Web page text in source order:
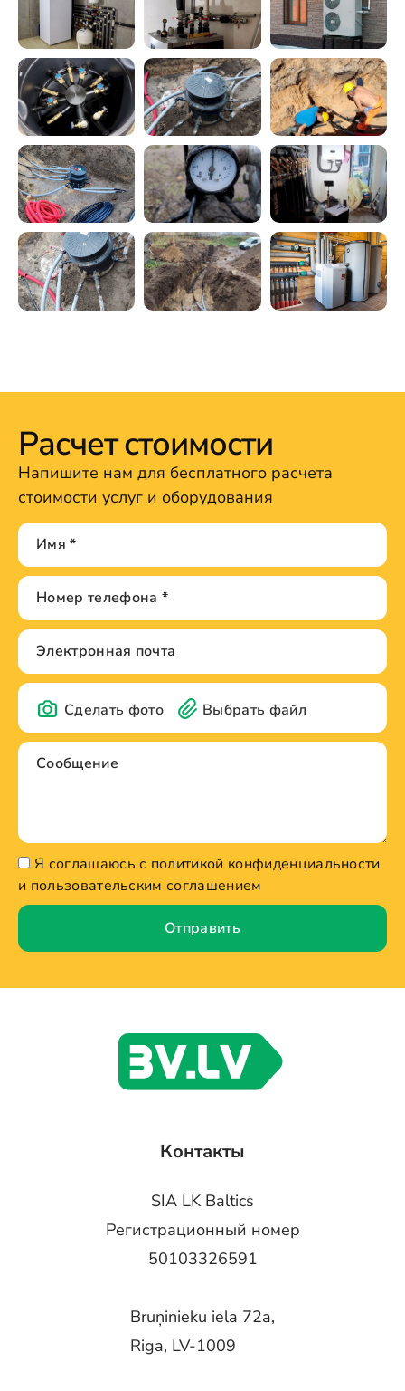
Расчет стоимости
Напишите нам для бесплатного расчета
стоимости услуг и оборудования
Сделать фото Выбрать файл
Я соглашаюсь с политикой конфиденциальности
и пользовательским соглашением
Отправить
Контакты
SIA LK Baltics
Регистрационный номер
50103326591
Bruņinieku iela 72a,
Riga, LV-1009